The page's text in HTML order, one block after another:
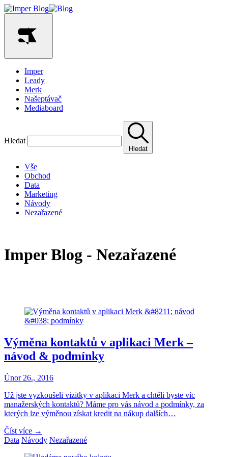
Imper
Leady
Merk
Našeptávač
Mediaboard
Hledat
Hledat
Vše
Obchod
Data
Marketing
Návody
Nezařazené
Imper Blog - Nezařazené
Výměna kontaktů v aplikaci Merk –
návod & podmínky
Únor 26., 2016
Už jste vyzkoušeli vizitky v aplikaci Merk a chtěli byste víc
manažerských kontaktů? Máme pro vás návod a podmínky, za
kterých lze výměnou získat kredit na nákup dalších…
Číst více →
Data Návody Nezařazené